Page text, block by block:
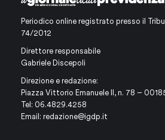
Periodico online registrato presso il
74/2012
Direttore responsabile
Gabriele Discepoli
Direzione e redazione:
Piazza Vittorio Emanuele II, n. 78 –
Tel: 06.4829.4258
Email: redazione@igdp.it